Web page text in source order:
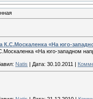
«На юго-
«На юго-западном
Natis | Дата: 30.10.2011 |